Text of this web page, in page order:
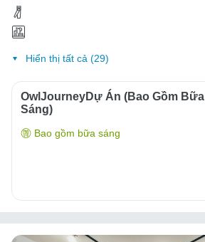
Hiển thị tất cả (29)
OwlJourneyDự Án (Bao Gồm Bữa
Sáng)
Bao gồm bữa sáng